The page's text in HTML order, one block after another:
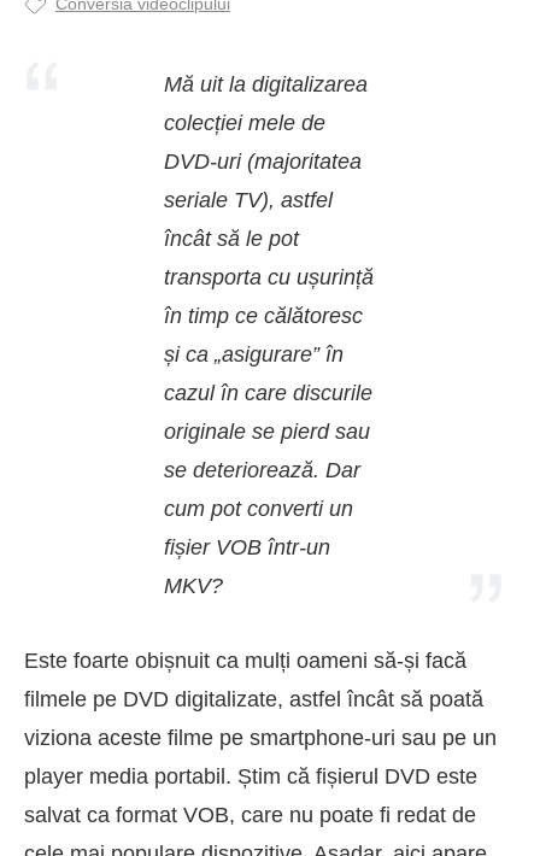
Mă uit la digitalizarea
colecției mele de
DVD-uri (majoritatea
seriale TV), astfel
încât să le pot
transporta cu ușurință
în timp ce călătoresc
și ca „asigurare” în
cazul în care discurile
originale se pierd sau
se deteriorează. Dar
cum pot converti un
fișier VOB într-un
MKV?
Este foarte obișnuit ca mulți oameni să-și facă
filmele pe DVD digitalizate, astfel încât să poată
viziona aceste filme pe smartphone-uri sau pe un
player media portabil. Știm că fișierul DVD este
salvat ca format VOB, care nu poate fi redat de